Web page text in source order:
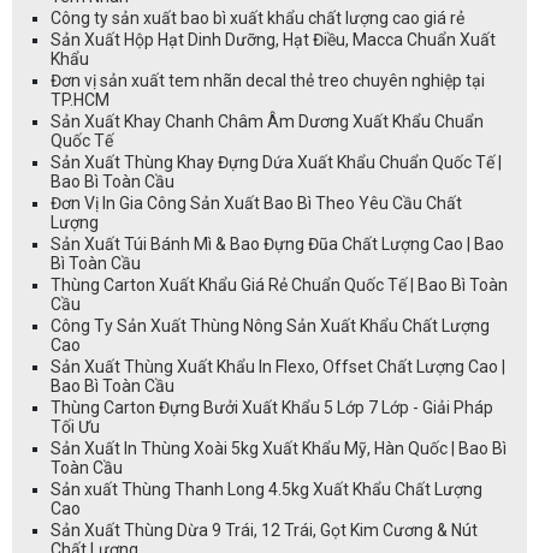
Công ty sản xuất bao bì xuất khẩu chất lượng cao giá rẻ
Sản Xuất Hộp Hạt Dinh Dưỡng, Hạt Điều, Macca Chuẩn Xuất
Khẩu
Đơn vị sản xuất tem nhãn decal thẻ treo chuyên nghiệp tại
TP.HCM
Sản Xuất Khay Chanh Châm Âm Dương Xuất Khẩu Chuẩn
Quốc Tế
Sản Xuất Thùng Khay Đựng Dứa Xuất Khẩu Chuẩn Quốc Tế |
Bao Bì Toàn Cầu
Đơn Vị In Gia Công Sản Xuất Bao Bì Theo Yêu Cầu Chất
Lượng
Sản Xuất Túi Bánh Mì & Bao Đựng Đũa Chất Lượng Cao | Bao
Bì Toàn Cầu
Thùng Carton Xuất Khẩu Giá Rẻ Chuẩn Quốc Tế | Bao Bì Toàn
Cầu
Công Ty Sản Xuất Thùng Nông Sản Xuất Khẩu Chất Lượng
Cao
Sản Xuất Thùng Xuất Khẩu In Flexo, Offset Chất Lượng Cao |
Bao Bì Toàn Cầu
Thùng Carton Đựng Bưởi Xuất Khẩu 5 Lớp 7 Lớp - Giải Pháp
Tối Ưu
Sản Xuất In Thùng Xoài 5kg Xuất Khẩu Mỹ, Hàn Quốc | Bao Bì
Toàn Cầu
Sản xuất Thùng Thanh Long 4.5kg Xuất Khẩu Chất Lượng
Cao
Sản Xuất Thùng Dừa 9 Trái, 12 Trái, Gọt Kim Cương & Nút